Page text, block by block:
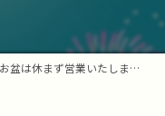
まず営業いたします✨！お盆期間中も通常通りの美...